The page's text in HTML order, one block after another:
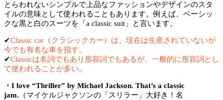
とらわれないシンプルで上品なファッションやデザインのスタ
イルの意味として使われることもあります。例えば、ベーシッ
クな黒と白のスーツを「a classic suit」と言います。
✔︎Classic car（クラシックカー）は、現在は生産されていないが
今でも有名な車を指す。
✔︎Classicは名詞でもあり形容詞でもあるが、一般的に形容詞とし
て使われることが多い。
・I love “Thriller” by Michael Jackson. That’s a classic
jam. （マイケルジャクソンの「スリラー」大好き！名